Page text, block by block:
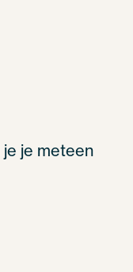
je meteen